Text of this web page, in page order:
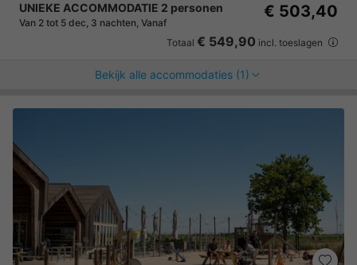
UNIEKE ACCOMMODATIE 2 personen
Van 2 tot 5 dec, 3 nachten, Vanaf
€ 503,40
Totaal € 549,90 incl. toeslagen
Bekijk alle accommodaties (1)